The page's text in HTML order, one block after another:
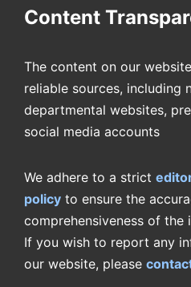
Content
The content on our
reliable sources, including
departmental websites,
social media accounts
We adhere to a strict
policy to ensure the
comprehensiveness of the
If you wish to report any
our website, please